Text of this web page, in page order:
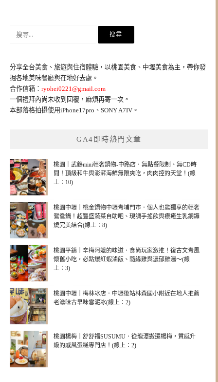
字:
分享全台美食、旅遊與住宿體驗，以桃園美食、中壢美食為主，帶你發
掘各地美味餐廳與在地好去處。
合作信箱： ryohei0221@gmail.com
一個禮拜內尚未收到回覆，麻煩再寄一次。
本部落格拍攝使用iPhone17pro、SONY A7IV。
GA4即時熱門文章
桃園｜武鶴mini輕奢鍋物-中路店．無點餐限制、無CD時
間！頂級和牛與澎湃海鮮無限爽吃，肉肉控的天堂！(線
上：10)
桃園中壢｜桃金鍋物中壢青埔門市．個人也能獨享的輕奢
鴛鴦鍋！超豐盛蔬菜自助吧、現調手搖飲與療癒生乳銅鑼
燒完美結合(線上：8)
桃園平鎮｜辛梅阿嬤的味道．食尚玩家激推！復古文青風
懷舊小吃，必點爆紅蝦滷飯、隨緣雞與濃郁雞湯～(線
上：3)
桃園中壢｜梅林冰店．中壢後站林森國小附近在地人推薦
老滋味古早味雪泥冰(線上：2)
桃園楊梅｜舒舒福SUSUMU．從龍潭搬遷楊梅，質感升
級的戚風蛋糕專門店！(線上：2)